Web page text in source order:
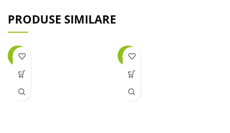
PRODUSE SIMILARE
-47% -29%